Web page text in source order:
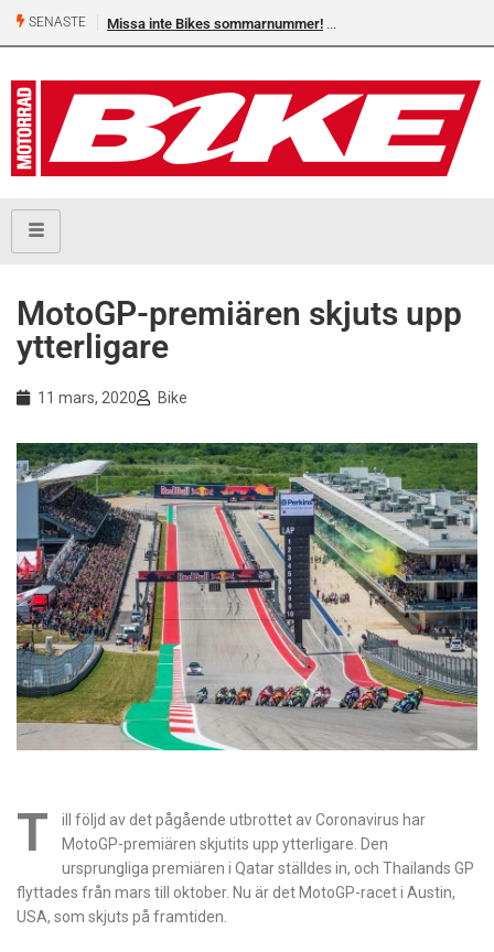
SENASTE Missa inte Bikes sommarnummer!
MotoGP-premiären skjuts upp
ytterligare
11 mars, 2020 Bike
T
ill följd av det pågående utbrottet av Coronavirus har
MotoGP-premiären skjutits upp ytterligare. Den
ursprungliga premiären i Qatar ställdes in, och Thailands GP
flyttades från mars till oktober. Nu är det MotoGP-racet i Austin,
USA, som skjuts på framtiden.